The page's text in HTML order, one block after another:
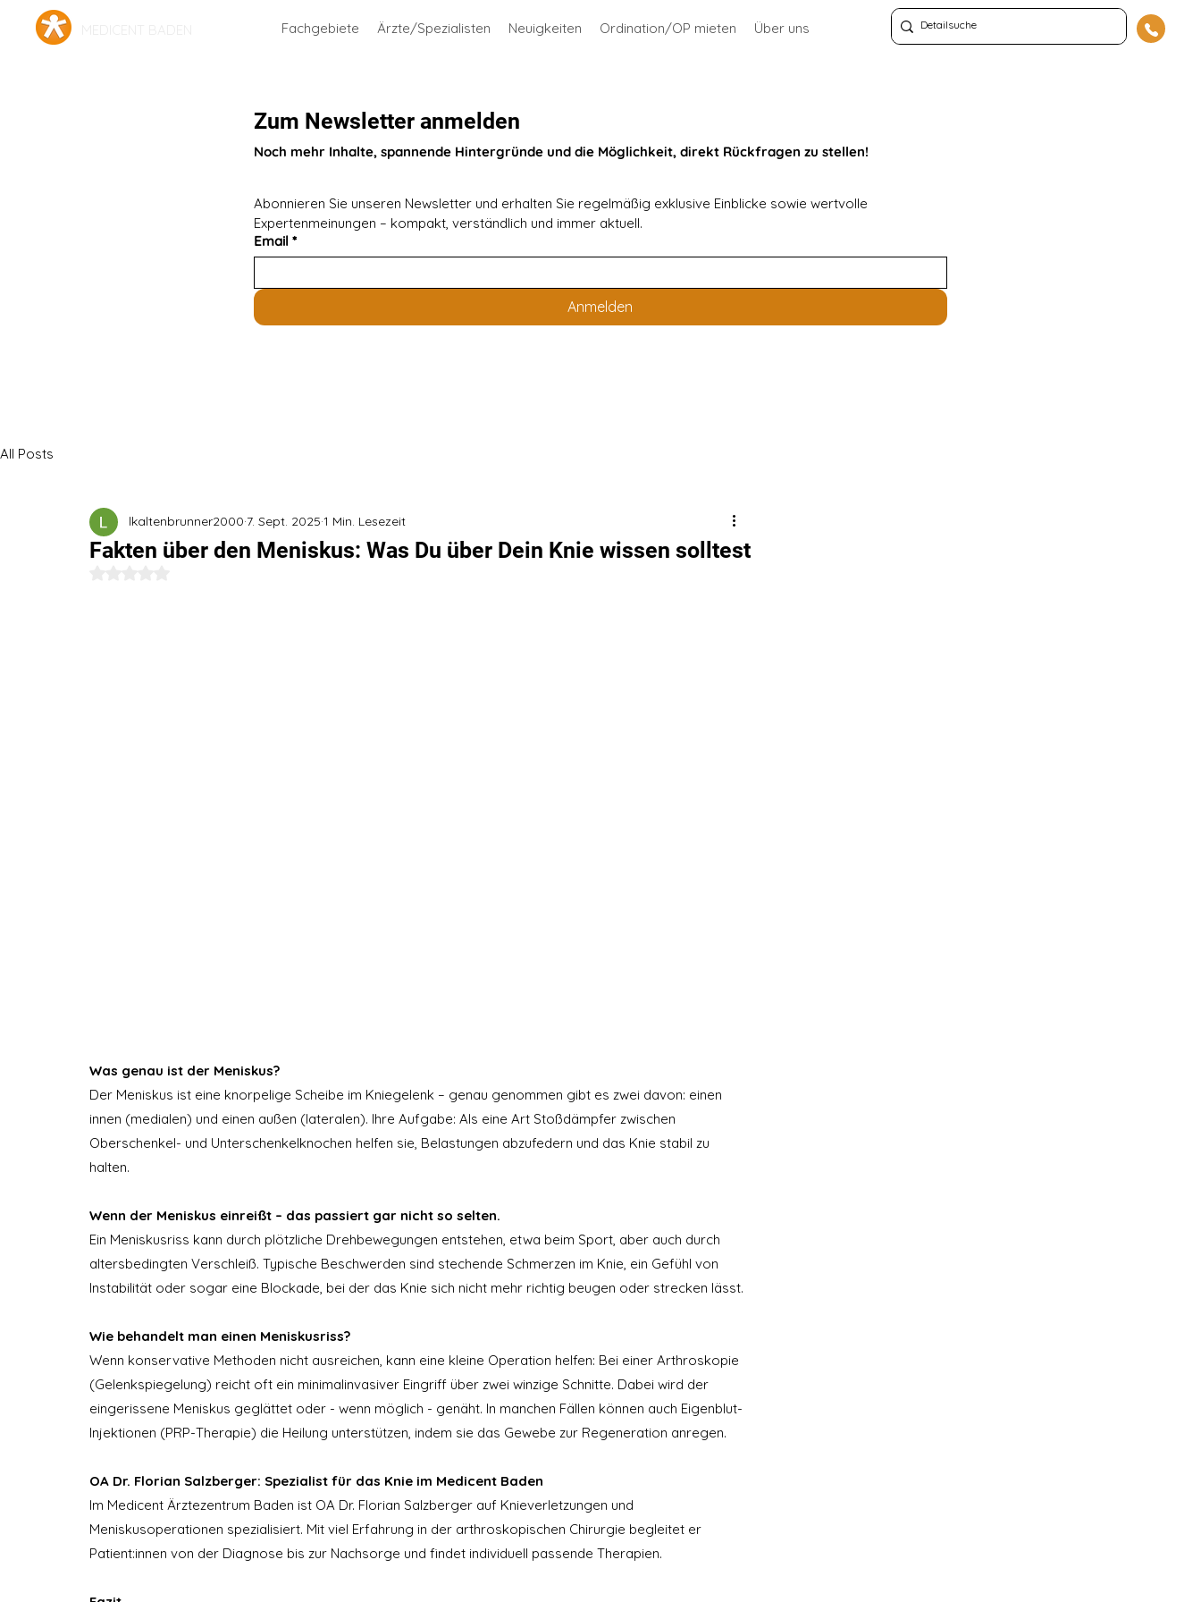
Fachgebiete Ärzte/Spezialisten Neuigkeiten Ordination/OP mieten Über uns
Zum Newsletter anmelden
Noch mehr Inhalte, spannende Hintergründe und die Möglichkeit, direkt Rückfragen zu stellen!
Abonnieren Sie unseren Newsletter und erhalten Sie regelmäßig exklusive Einblicke sowie wertvolle
Expertenmeinungen – kompakt, verständlich und immer aktuell.
Email *
Anmelden
All Posts
Fakten über den Meniskus: Was Du über Dein Knie wissen solltest
lkaltenbrunner2000 7. Sept. 2025 1 Min. Lesezeit
Was genau ist der Meniskus?
Der Meniskus ist eine knorpelige Scheibe im Kniegelenk – genau genommen gibt es zwei davon: einen
innen (medialen) und einen außen (lateralen). Ihre Aufgabe: Als eine Art Stoßdämpfer zwischen
Oberschenkel- und Unterschenkelknochen helfen sie, Belastungen abzufedern und das Knie stabil zu
halten.
Wenn der Meniskus einreißt – das passiert gar nicht so selten.
Ein Meniskusriss kann durch plötzliche Drehbewegungen entstehen, etwa beim Sport, aber auch durch
altersbedingten Verschleiß. Typische Beschwerden sind stechende Schmerzen im Knie, ein Gefühl von
Instabilität oder sogar eine Blockade, bei der das Knie sich nicht mehr richtig beugen oder strecken lässt.
Wie behandelt man einen Meniskusriss?
Wenn konservative Methoden nicht ausreichen, kann eine kleine Operation helfen: Bei einer Arthroskopie
(Gelenkspiegelung) reicht oft ein minimalinvasiver Eingriff über zwei winzige Schnitte. Dabei wird der
eingerissene Meniskus geglättet oder - wenn möglich - genäht. In manchen Fällen können auch Eigenblut-
Injektionen (PRP-Therapie) die Heilung unterstützen, indem sie das Gewebe zur Regeneration anregen.
OA Dr. Florian Salzberger: Spezialist für das Knie im Medicent Baden
Im Medicent Ärztezentrum Baden ist OA Dr. Florian Salzberger auf Knieverletzungen und
Meniskusoperationen spezialisiert. Mit viel Erfahrung in der arthroskopischen Chirurgie begleitet er
Patient:innen von der Diagnose bis zur Nachsorge und findet individuell passende Therapien.